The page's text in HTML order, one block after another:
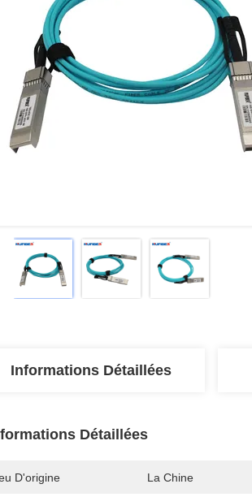
Informations Détaillées
Détaillées
D'origine La Chine